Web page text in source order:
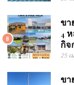
8
ขา
4
กิจ
25
ขา